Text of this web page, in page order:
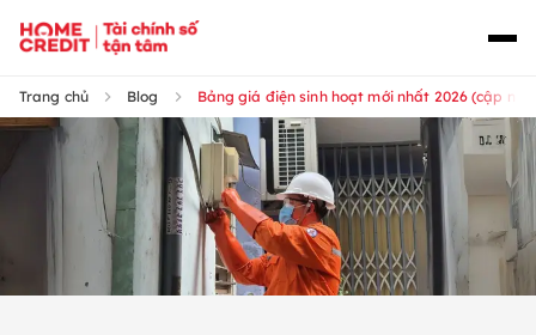
Trang chủ Blog Bảng giá điện sinh hoạt mới nhất 2026 (cập